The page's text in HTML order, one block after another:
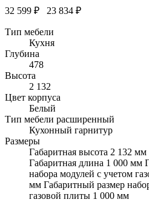
32 599 ₽ 23 834 ₽
Тип мебели
Кухня
Глубина
478
Высота
2 132
Цвет корпуса
Белый
Тип мебели расширенный
Кухонный гарнитур
Размеры
Габаритная высота 2 132
Габаритная длина 1 000 мм
набора модулей с учетом
мм Габаритный размер
газовой плиты 1 000 мм